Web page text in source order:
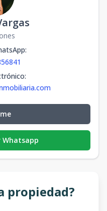
:
:
Whatsapp
propiedad?